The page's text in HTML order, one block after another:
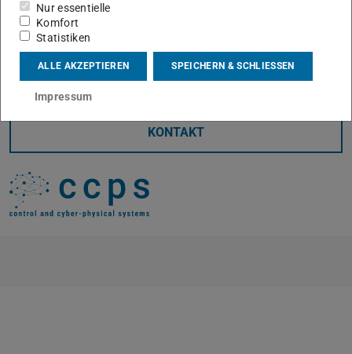
oder via Zoom:
x.de/j/69398421966
Meeting-ID: 693 9842 1966
KONTAKT
Nur essentielle
Komfort
Statistiken
ALLE AKZEPTIEREN SPEICHERN & SCHLIESSEN
Impressum